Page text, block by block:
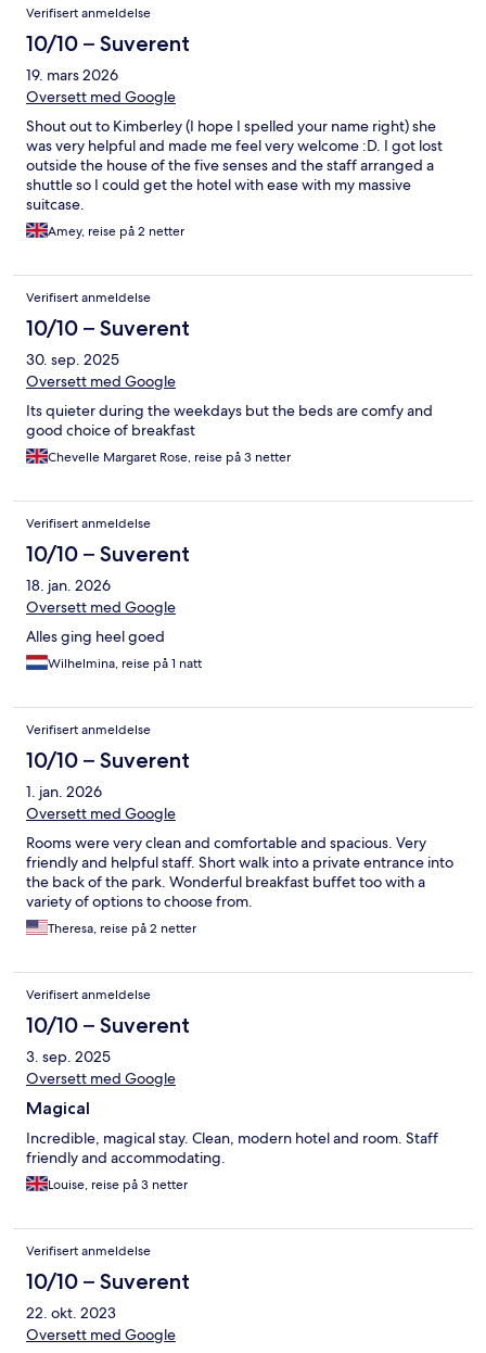
Verifisert anmeldelse
10/10 – Suverent
19. mars 2026
Oversett med Google
Shout out to Kimberley (I hope I spelled your name right) she
was very helpful and made me feel very welcome :D. I got lost
outside the house of the five senses and the staff arranged a
shuttle so I could get the hotel with ease with my massive
suitcase.
Amey, reise på 2 netter
Verifisert anmeldelse
10/10 – Suverent
30. sep. 2025
Oversett med Google
Its quieter during the weekdays but the beds are comfy and
good choice of breakfast
Chevelle Margaret Rose, reise på 3 netter
Verifisert anmeldelse
10/10 – Suverent
18. jan. 2026
Oversett med Google
Alles ging heel goed
Wilhelmina, reise på 1 natt
Verifisert anmeldelse
10/10 – Suverent
1. jan. 2026
Oversett med Google
Rooms were very clean and comfortable and spacious. Very
friendly and helpful staff. Short walk into a private entrance into
the back of the park. Wonderful breakfast buffet too with a
variety of options to choose from.
Theresa, reise på 2 netter
Verifisert anmeldelse
10/10 – Suverent
3. sep. 2025
Oversett med Google
Magical
Incredible, magical stay. Clean, modern hotel and room. Staff
friendly and accommodating.
Louise, reise på 3 netter
Verifisert anmeldelse
10/10 – Suverent
22. okt. 2023
Oversett med Google